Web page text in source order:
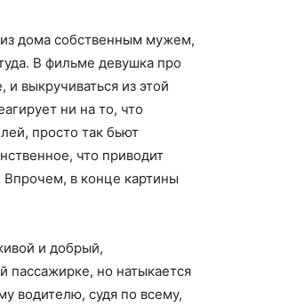
дома собственным мужем,
В фильме девушка про
выкручиваться из этой
ни на то, что
просто так бьют
что приводит
Впрочем, в конце картины
и добрый,
пассажирке, но натыкается
водителю, судя по всему,